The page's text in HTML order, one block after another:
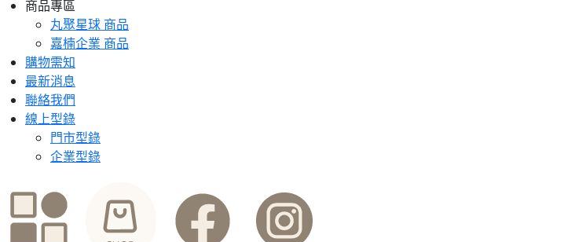
商品專區
丸聚星球 商品
嘉楠企業 商品
購物需知
最新消息
聯絡我們
線上型錄
門市型錄
企業型錄